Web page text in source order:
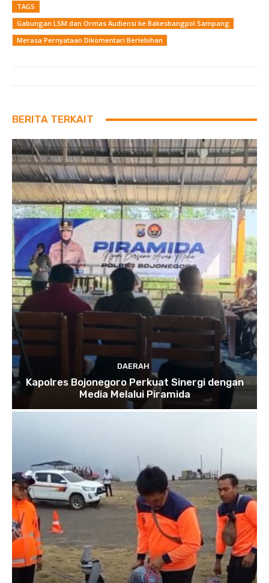
TAGS
Gabungan LSM dan Ormas Audiensi ke Bakesbangpol Sampang
Merasa Pernyataan Dikomentari Berlebihan
BERITA TERKAIT
DAERAH
Kapolres Bojonegoro Perkuat Sinergi dengan
Media Melalui Piramida